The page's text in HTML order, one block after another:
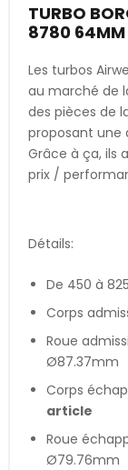
TURBO
8780 64MM
Les turbos
au marché de
des pièces de
proposant une
Grâce à ça, ils
prix /
Détails:
De 450 à
Corps
Roue
Ø87.37mm
Corps
article
Roue
Ø79.76mm